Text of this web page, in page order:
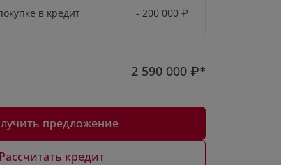
в кредит - 200 000 ₽
2 590 000 ₽*
предложение
Рассчитать кредит